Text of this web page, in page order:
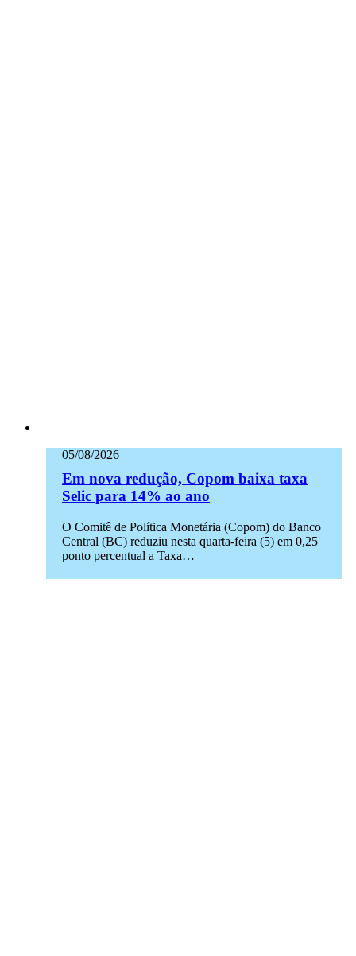
05/08/2026
Em nova redução, Copom baixa taxa
Selic para 14% ao ano
O Comitê de Política Monetária (Copom) do Banco
Central (BC) reduziu nesta quarta-feira (5) em 0,25
ponto percentual a Taxa…